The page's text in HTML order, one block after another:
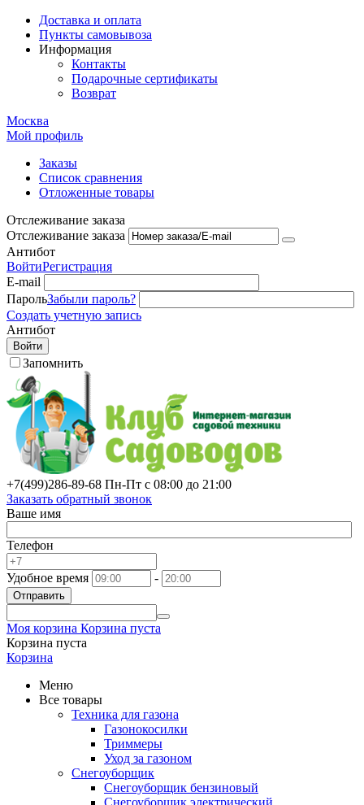
Доставка и оплата
Пункты самовывоза
Информация
Контакты
Подарочные сертификаты
Возврат
Москва
Мой профиль
Заказы
Список сравнения
Отложенные товары
Отслеживание заказа
Отслеживание заказа
Антибот
ВойтиРегистрация
E-mail
ПарольЗабыли пароль?
Создать учетную запись
Антибот
Войти
Запомнить
+7(499)286-89-68 Пн-Пт с 08:00 до 21:00
Заказать обратный звонок
Ваше имя
Телефон
Удобное время -
Отправить
Моя корзина Корзина пуста
Корзина пуста
Корзина
Меню
Все товары
Техника для газона
Газонокосилки
Триммеры
Уход за газоном
Снегоуборщик
Снегоуборщик бензиновый
Снегоуборщик электрический